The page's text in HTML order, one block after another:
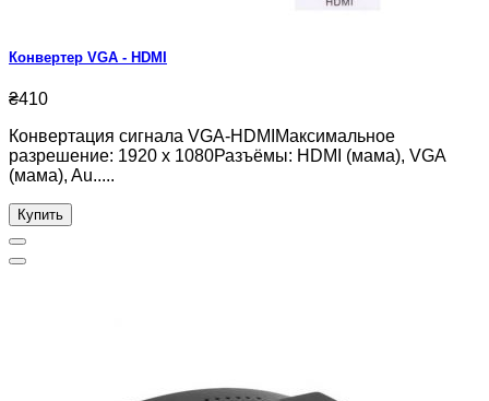
Конвертер VGA - HDMI
₴410
Конвертация сигнала VGA-HDMIМаксимальное
разрешение: 1920 х 1080Разъёмы: HDMI (мама), VGA
(мама), Au.....
Купить